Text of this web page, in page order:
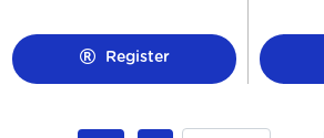
Register